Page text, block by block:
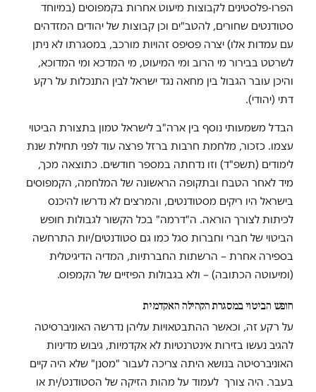
הפרו-פלסטינים לקבוצות מיעוט אחרות בקמפוסים (במיוחד
סטודנטים שחורים, להטב"ים וכן קבוצות של יהודים המזדהים
עם עמדות אלו) יצרה פסיפס זהויות מורכב, במסגרתו לא ניתן
לשרטט בבירור מי הרוב ומי המיעוט, מי המדכא ומי המדוכא,
והיכן עובר הגבול בין מחאה נגד ישראל לבין התנכלות על רקע
דתי (יהודי).
הבדל משמעותי נוסף בין ארה"ב לישראל טמון בתצורת הביטוי
עצמו. כזכור, מלחמת חרבות ברזל פרצה עוד לפני תחילת שנת
לימודים (תשפ"ד) וזו נדחתה במספר חודשים. כתוצאה מכך,
מיד לאחר הטבח ובתקופה הראשונה של המלחמה, הקמפוסים
בישראל היו ריקים מסטודנטים, והמרצים לא נדרשו להיכנס
לכיתות לצורך הוראה. ה"דרמה" בכל הקשור לגבולות חופש
הביטוי של חברי וחברות סגל כמו גם סטודנטים/יות התרחשה
בספירה אחרת – הרשתות החברתיות, המדיה הדיגיטלית
(ומיעוטה הכתובה) – ולא בגבולות הפיזיים של הקמפוס.
חופש הביטוי במסגרת הקהילה האקדמית
על רקע זה, וכאשר ההתבטאויות עליהן נדרשה האוניברסיטה
להגיב נעשו בזירות אינטרנטיות לא אקדמיות, גיבוש מדיניות
האוניברסיטה בנושא היתה צריכה לעבור "מסנן" שלא היה קיים
בעבר. היה צורך לעמוד על מהות הזיקה של הסטודנט/ית או